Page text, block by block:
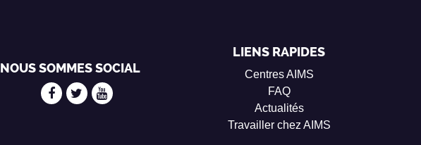
NOUS SOMMES SOCIAL
LIENS RAPIDES
Centres AIMS
FAQ
Actualités
Travailler chez AIMS